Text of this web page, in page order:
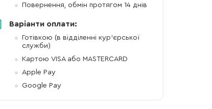
Повернення, обмін протягом 14 днів
Варіанти оплати:
Готівкою (в відділенні кур'єрської
служби)
Картою VISA або MASTERCARD
Apple Pay
Google Pay